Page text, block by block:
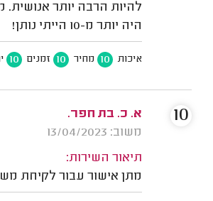
להיות הרבה יותר אנושית.
היה יותר מ-10 הייתי נותן!
איכות 10 מחיר 10 זמנים 10
א. כ. בת חפר.
משוב: 13/04/2023
תיאור השירות:
מתן אישור עבור לקיחת
10